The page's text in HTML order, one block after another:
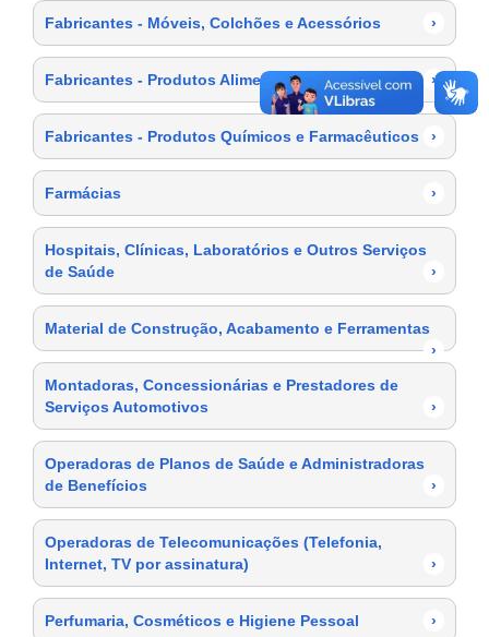
Fabricantes - Móveis, Colchões e Acessórios ›
Fabricantes - Produtos Alimentícios ›
Fabricantes - Produtos Químicos e Farmacêuticos ›
Farmácias ›
Hospitais, Clínicas, Laboratórios e Outros Serviços
de Saúde
›
Material de Construção, Acabamento e Ferramentas
›
Montadoras, Concessionárias e Prestadores de
Serviços Automotivos
›
Operadoras de Planos de Saúde e Administradoras
de Benefícios
›
Operadoras de Telecomunicações (Telefonia,
Internet, TV por assinatura)
›
Perfumaria, Cosméticos e Higiene Pessoal ›